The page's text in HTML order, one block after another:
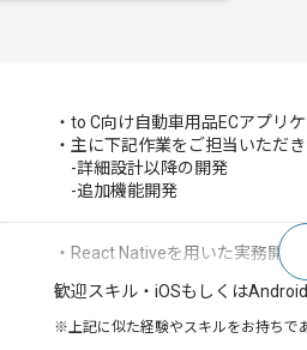
・to C向け自動車用品ECアプリ
・主に下記作業をご担当いただき
-詳細設計以降の開発
-追加機能開発
・React Nativeを用いた実務開発
歓迎スキル ・iOSもしくは
※上記に似た経験やスキルをお持ちで